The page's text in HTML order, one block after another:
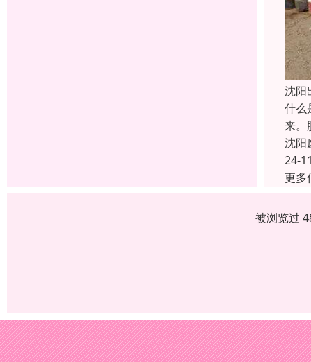
沈阳
什么
来。
沈阳
24-
更多
被浏览过